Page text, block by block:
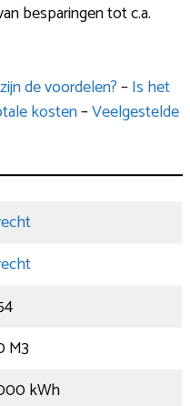
besparingen tot c.a.
de voordelen?–Is het
kosten–Veelgestelde
M3
kWh